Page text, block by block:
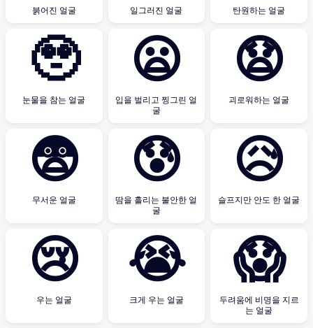
붉어진 얼굴 일그러진 얼굴 탄원하는 얼굴
🥹
눈물을 참는 얼굴
😦
입을 벌리고 찡그린 얼
굴
😧
괴로워하는 얼굴
😨
무서운 얼굴
😰
땀을 흘리는 불안한 얼
굴
😥
슬프지만 안도 한 얼굴
😢
우는 얼굴
😭
크게 우는 얼굴
😱
두려움에 비명을 지르
는 얼굴